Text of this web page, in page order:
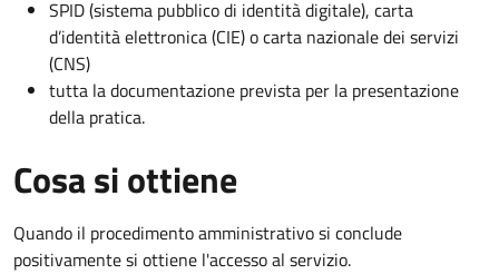
SPID (sistema pubblico di identità digitale), carta
d’identità elettronica (CIE) o carta nazionale dei servizi
(CNS)
tutta la documentazione prevista per la presentazione
della pratica.
Cosa si ottiene
Quando il procedimento amministrativo si conclude
positivamente si ottiene l'accesso al servizio.